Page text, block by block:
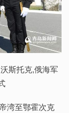
斯托克,俄海军
湾至鄂霍次克